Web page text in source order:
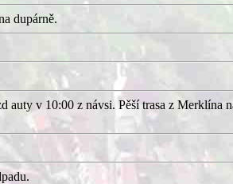
dupárně.
v 10:00 z návsi. Pěší trasa z